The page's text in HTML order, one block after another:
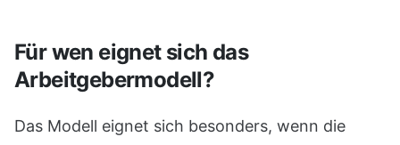
Für wen eignet sich das
Arbeitgebermodell?
Das Modell eignet sich besonders, wenn die